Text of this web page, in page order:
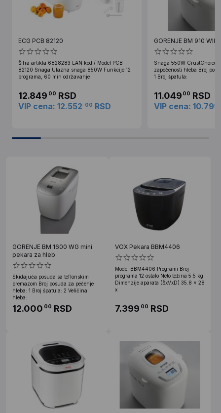
ECG PCB 82120
Šifra artikla 6828283 EAN kod / Model PCB
82120 Snaga Ulazna snaga 850W Funkcije 12
programa, 60 min održavanje
12.849 00 RSD
VIP cena: 12.552 00 RSD
GORENJE BM 910 WII
Snaga 550W CrustChoice
zapečenosti hleba Broj
1 Broj špatula:
11.049 00 RSD
VIP cena: 10.799
GORENJE BM 1600 WG mini
pekara za hleb
Skidajuća posuda sa teflonskim
premazom Broj posuda za pečenje
hleba: 1 Broj špatula: 2 Veličina
hleba:
12.000 00 RSD
VOX Pekara BBM4406
Model BBM4406 Programi Broj
programa 12 ostalo Neto težina 5.5 kg
Dimenzije aparata (ŠxVxD) 35.8 x 28
x
7.399 00 RSD